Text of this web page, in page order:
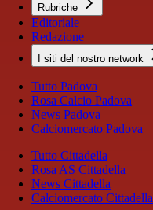
Rubriche
Editoriale
Redazione
I siti del nostro network
Tutto Padova
Rosa Calcio Padova
News Padova
Calciomercato Padova
Tutto Cittadella
Rosa AS Cittadella
News Cittadella
Calciomercato Cittadella